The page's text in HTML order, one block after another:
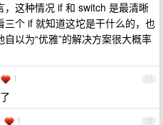
，这种情况 if 和 switch 是最清晰
三个 if 就知道这坨是干什么的，也
以为“优雅”的解决方案很大概率
11
1
12
1